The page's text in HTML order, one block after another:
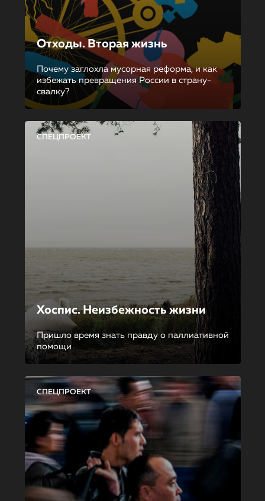
Отходы. Вторая жизнь
Почему заглохла мусорная реформа, и как
избежать превращения России в страну-
свалку?
СПЕЦПРОЕКТ
Хоспис. Неизбежность жизни
Пришло время знать правду о паллиативной
помощи
СПЕЦПРОЕКТ